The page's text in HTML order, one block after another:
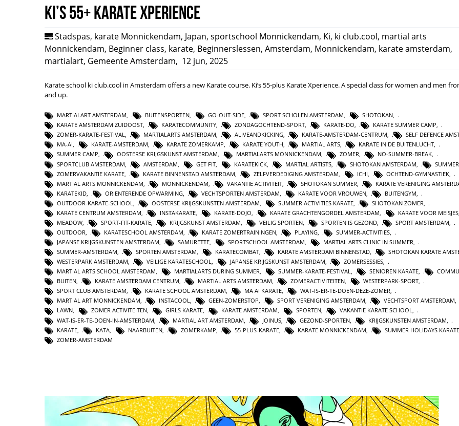
Ki’s 55+ Karate Xperience
Stadspas, karate Monnickendam, Japan, sportschool Monnickendam, Ki, ki club.cool, martial arts
Monnickendam, Beginner class, karate, Beginnerslessen, Amsterdam, Monnickendam, karate amsterdam,
martialart, Gemeente Amsterdam, 12 jun, 2025
Karate school ki club.cool in Amsterdam offers a new Karate course. Ki’s 55-plus Karate Xperience. A special class for women and men
and up.
MARTIALART AMSTERDAM, BUITENSPORTEN, GO-OUT-SIDE, SPORT SCHOLEN AMSTERDAM, SHOTOKAN,
KARATE AMSTERDAM ZUIDOOST, KARATECOMMUNITY, ZONDAGOCHTEND-SPORT, KARATE-DO, KARATE SUMMER CAMP,
ZOMER-KARATE-FESTIVAL, MARTIALARTS AMSTERDAM, ALIVEANDKICKING, KARATE-AMSTERDAM-CENTRUM, SELF DEFENCE
MA-AI, KARATE-AMSTERDAM, KARATE ZOMERKAMP, KARATE YOUTH, MARTIAL ARTS, KARATE IN DE BUITENLUCHT,
SUMMER CAMP, OOSTERSE KRIJGSKUNST AMSTERDAM, MARTIALARTS MONNICKENDAM, ZOMER, NO-SUMMER-BREAK,
SPORTCLUB AMSTERDAM
AMSTERDAM GET FIT KARATEKICK MARTIAL ARTISTS SHOTOKAN AMSTERDAM
ZOMERVAKANTIE KARATE
KARATE BINNENSTAD AMSTERDAM ZELFVERDEDIGING AMSTERDAM ICHI OCHTEND-GYMNASTIEK
MARTIAL ARTS MONNICKENDAM
MONNICKENDAM VAKANTIE ACTIVITEIT SHOTOKAN SUMMER KARATE VERENIGING
KARATEKID
ORIENTERENDE OPWARMING VECHTSPORTEN AMSTERDAM KARATE VOOR VROUWEN BUITENGYM
OUTDOOR-KARATE-SCHOOL
OOSTERSE KRIJGSKUNSTEN AMSTERDAM SUMMER ACTIVITIES KARATE SHOTOKAN ZOMER
KARATE CENTRUM AMSTERDAM
INSTAKARATE KARATE-DOJO KARATE GRACHTENGORDEL AMSTERDAM KARATE VOOR MEISJES
MEADOW
SPORT-FIT-KARATE KRIJGSKUNST AMSTERDAM VEILIG SPORTEN SPORTEN IS GEZOND SPORT AMSTERDAM
OUTDOOR
KARATESCHOOL AMSTERDAM KARATE ZOMERTRAININGEN PLAYING SUMMER-ACTIVITIES
JAPANSE KRIJGSKUNSTEN AMSTERDAM, SAMURETTE, SPORTSCHOOL AMSTERDAM, MARTIAL ARTS CLINIC IN SUMMER,
SUMMER-AMSTERDAM, SPORTEN AMSTERDAM, KARATECOMBAT, KARATE AMSTERDAM BINNENSTAD, SHOTOKAN KARATE
WESTERPARK AMSTERDAM, VEILIGE KARATESCHOOL, JAPANSE KRIJGSKUNST AMSTERDAM, ZOMERSESSIES,
MARTIAL ARTS SCHOOL AMSTERDAM, MARTIALARTS DURING SUMMER, SUMMER-KARATE-FESTIVAL, SENIOREN KARATE,
BUITEN, KARATE AMSTERDAM CENTRUM, MARTIAL ARTS AMSTERDAM, ZOMERACTIVITEITEN, WESTERPARK-SPORT,
SPORT CLUB AMSTERDAM, KARATE SCHOOL AMSTERDAM, MA AI KARATE, WAT-IS-ER-TE-DOEN-DEZE-ZOMER,
MARTIAL ART MONNICKENDAM, INSTACOOL, GEEN-ZOMERSTOP, SPORT VERENIGING AMSTERDAM, VECHTSPORT AMSTERDAM,
LAWN, ZOMER ACTIVITEITEN, GIRLS KARATE, KARATE AMSTERDAM, SPORTEN, VAKANTIE KARATE SCHOOL,
WAT-IS-ER-TE-DOEN-IN-AMSTERDAM
MARTIAL ART AMSTERDAM JOINUS GEZOND-SPORTEN KRIJGSKUNSTEN AMSTERDAM
KARATE
KATA NAARBUITEN ZOMERKAMP 55-PLUS-KARATE KARATE MONNICKENDAM SUMMER HOLIDAYS
ZOMER-AMSTERDAM